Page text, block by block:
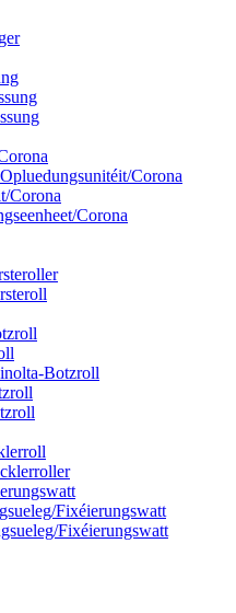
Corona
Corona
Corona
Botzroll
Fixéierungswatt
Fixéierungswatt